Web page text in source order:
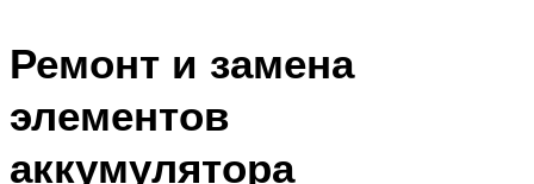
Ремонт и замена
элементов
аккумулятора